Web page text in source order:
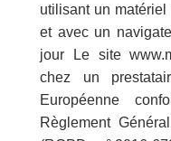
utilisant un
et avec un
jour Le site
chez un
Européenne
Règlement